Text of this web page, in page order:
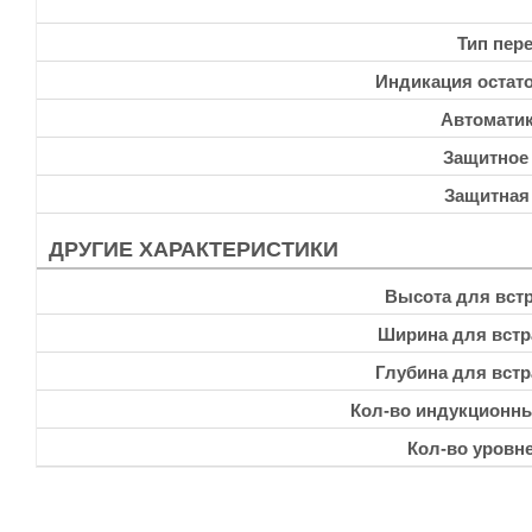
Тип
Индикация
ДРУГИЕ ХАРАКТЕРИСТИКИ
Высота для
Ширина для
Глубина для
Кол-во
Кол-во